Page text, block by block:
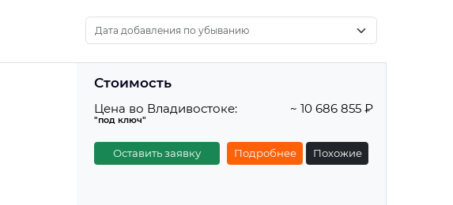
Стоимость
Цена во Владивостоке:
"под ключ"
~ 10 686 855 ₽
Оставить заявку Подробнее Похожие